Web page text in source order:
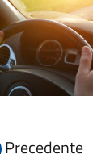
Precedente